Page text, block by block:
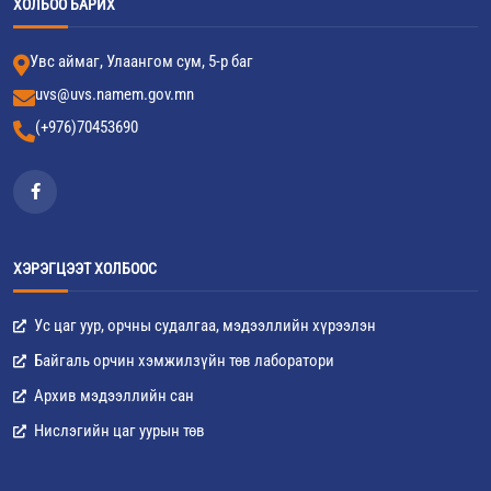
ХОЛБОО БАРИХ
Увс аймаг, Улаангом сум, 5-р баг
uvs@uvs.namem.gov.mn
(+976)70453690
ХЭРЭГЦЭЭТ ХОЛБООС
Ус цаг уур, орчны судалгаа, мэдээллийн хүрээлэн
Байгаль орчин хэмжилзүйн төв лаборатори
Архив мэдээллийн сан
Нислэгийн цаг уурын төв